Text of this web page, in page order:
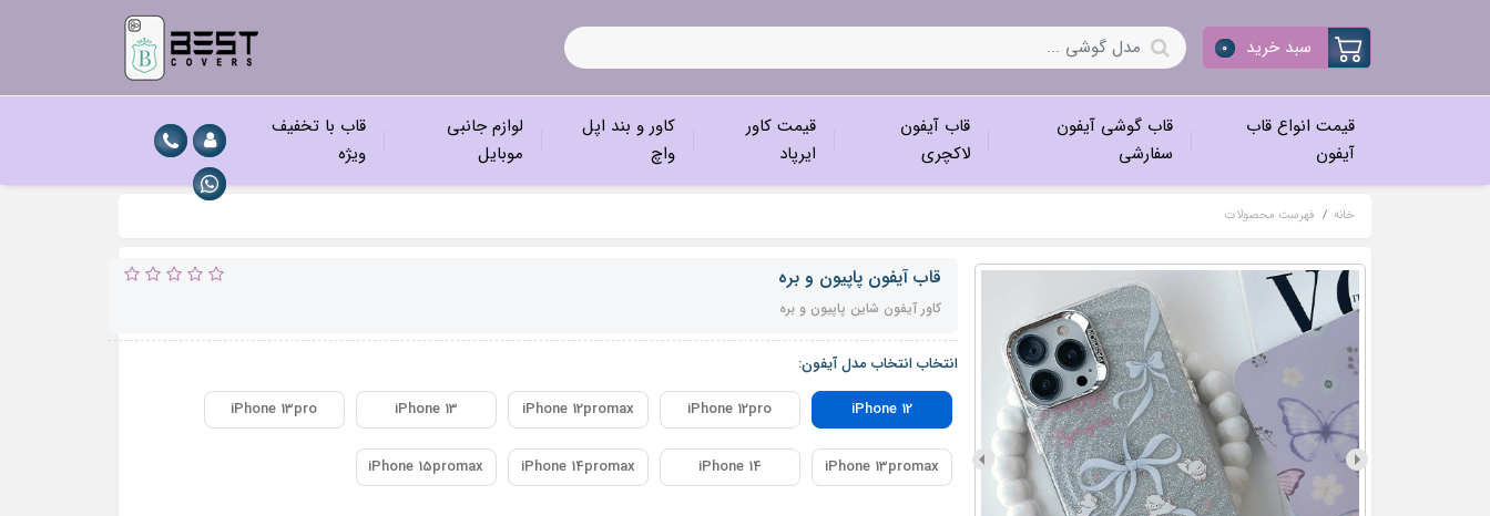
سبد خرید 0
قیمت انواع قاب
آیفون
قاب گوشی آیفون
سفارشی
قاب آیفون
لاکچری
قیمت کاور
ایرپاد
کاور و بند اپل
واچ
لوازم جانبی
موبایل
قاب با تخفیف
ویژه
خانه فهرست محصولات
قاب آیفون پاپیون و بره
کاور آیفون شاین پاپیون و بره
انتخاب انتخاب مدل آیفون:
iPhone 12
iPhone 12pro
iPhone 12promax
iPhone 13
iPhone 13pro
iPhone 13promax
iPhone 14
iPhone 14promax
iPhone 15promax